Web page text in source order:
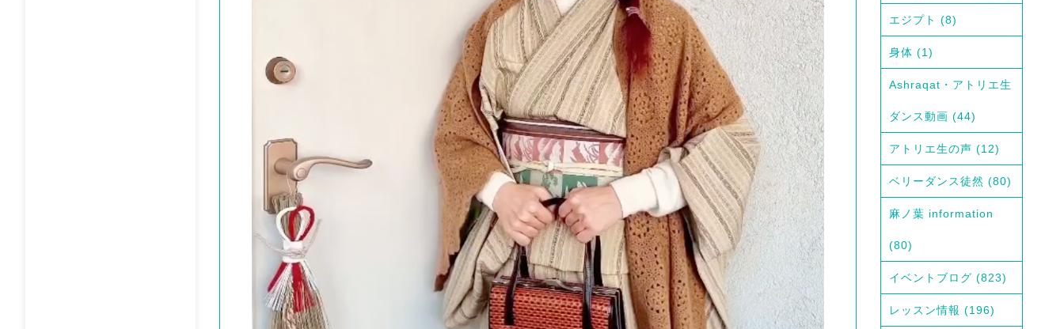
エジプト (8)
身体 (1)
Ashraqat・アトリエ生
ダンス動画 (44)
アトリエ生の声 (12)
ベリーダンス徒然 (80)
麻ノ葉 information
(80)
イベントブログ (823)
レッスン情報 (196)